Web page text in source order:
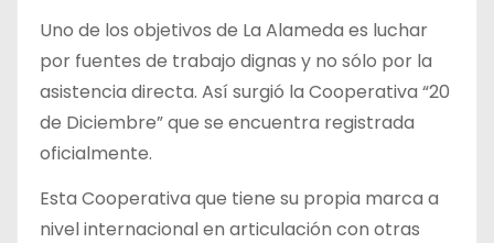
Uno de los objetivos de La Alameda es luchar
por fuentes de trabajo dignas y no sólo por la
asistencia directa. Así surgió la Cooperativa “20
de Diciembre” que se encuentra registrada
oficialmente.
Esta Cooperativa que tiene su propia marca a
nivel internacional en articulación con otras